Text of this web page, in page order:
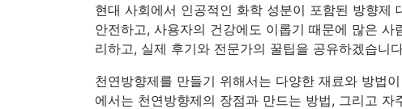
현대 사회에서 인공적인 화학 성분이 포함된 방향제
안전하고, 사용자의 건강에도 이롭기 때문에 많은
리하고, 실제 후기와 전문가의 꿀팁을 공유하겠습니
천연방향제를 만들기 위해서는 다양한 재료와 방법
에서는 천연방향제의 장점과 만드는 방법, 그리고